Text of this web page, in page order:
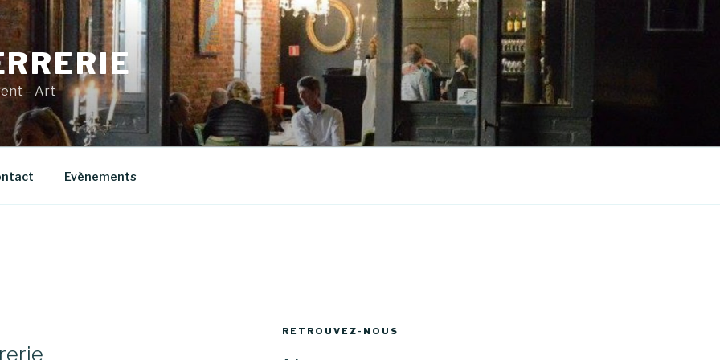
– Art
Evènements
RETROUVEZ-NOUS